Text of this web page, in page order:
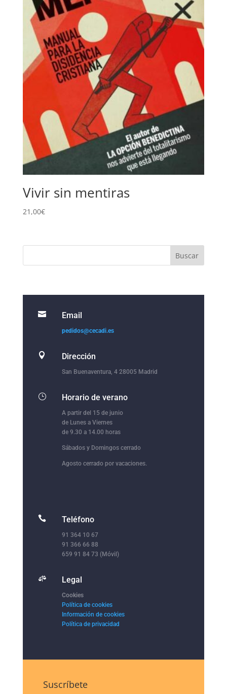
Vivir sin mentiras
21,00€
 Email
pedidos@cecadi.es
 Dirección
San Buenaventura, 4 28005 Madrid
} Horario de verano
A partir del 15 de junio
de Lunes a Viernes
de 9.30 a 14.00 horas
Sábados y Domingos cerrado
Agosto cerrado por vacaciones.
 Teléfono
91 364 10 67
91 366 66 88
659 91 84 73 (Móvil)
 Legal
Cookies
Política de cookies
Información de cookies
Política de privacidad
Suscríbete